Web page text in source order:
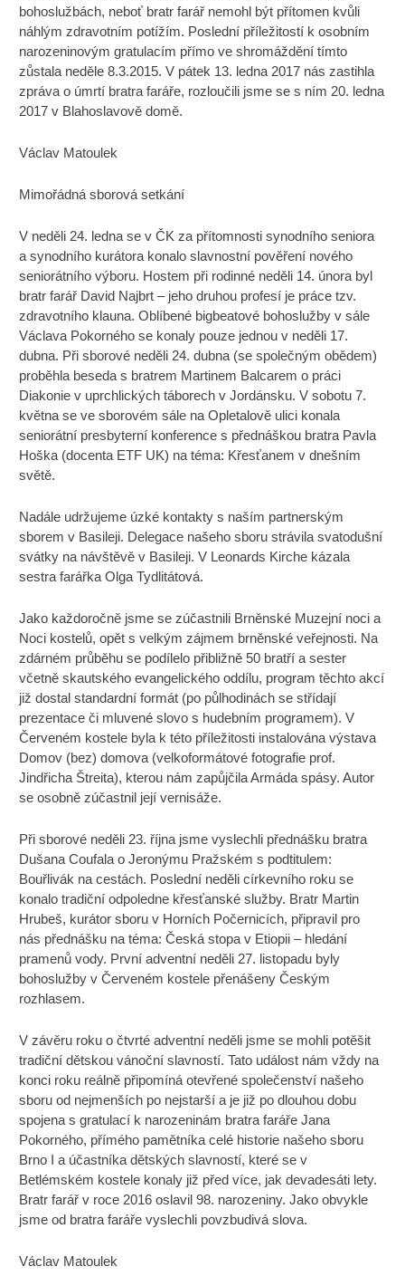
bohoslužbách, neboť bratr farář nemohl být přítomen kvůli
náhlým zdravotním potížím. Poslední příležitostí k osobním
narozeninovým gratulacím přímo ve shromáždění tímto
zůstala neděle 8.3.2015. V pátek 13. ledna 2017 nás zastihla
zpráva o úmrtí bratra faráře, rozloučili jsme se s ním 20. ledna
2017 v Blahoslavově domě.
Václav Matoulek
Mimořádná sborová setkání
V neděli 24. ledna se v ČK za přítomnosti synodního seniora
a synodního kurátora konalo slavnostní pověření nového
seniorátního výboru. Hostem při rodinné neděli 14. února byl
bratr farář David Najbrt – jeho druhou profesí je práce tzv.
zdravotního klauna. Oblíbené bigbeatové bohoslužby v sále
Václava Pokorného se konaly pouze jednou v neděli 17.
dubna. Při sborové neděli 24. dubna (se společným obědem)
proběhla beseda s bratrem Martinem Balcarem o práci
Diakonie v uprchlických táborech v Jordánsku. V sobotu 7.
května se ve sborovém sále na Opletalově ulici konala
seniorátní presbyterní konference s přednáškou bratra Pavla
Hoška (docenta ETF UK) na téma: Křesťanem v dnešním
světě.
Nadále udržujeme úzké kontakty s naším partnerským
sborem v Basileji. Delegace našeho sboru strávila svatodušní
svátky na návštěvě v Basileji. V Leonards Kirche kázala
sestra farářka Olga Tydlitátová.
Jako každoročně jsme se zúčastnili Brněnské Muzejní noci a
Noci kostelů, opět s velkým zájmem brněnské veřejnosti. Na
zdárném průběhu se podílelo přibližně 50 bratří a sester
včetně skautského evangelického oddílu, program těchto akcí
již dostal standardní formát (po půlhodinách se střídají
prezentace či mluvené slovo s hudebním programem). V
Červeném kostele byla k této příležitosti instalována výstava
Domov (bez) domova (velkoformátové fotografie prof.
Jindřicha Štreita), kterou nám zapůjčila Armáda spásy. Autor
se osobně zúčastnil její vernisáže.
Při sborové neděli 23. října jsme vyslechli přednášku bratra
Dušana Coufala o Jeronýmu Pražském s podtitulem:
Bouřlivák na cestách. Poslední neděli církevního roku se
konalo tradiční odpoledne křesťanské služby. Bratr Martin
Hrubeš, kurátor sboru v Horních Počernicích, připravil pro
nás přednášku na téma: Česká stopa v Etiopii – hledání
pramenů vody. První adventní neděli 27. listopadu byly
bohoslužby v Červeném kostele přenášeny Českým
rozhlasem.
V závěru roku o čtvrté adventní neděli jsme se mohli potěšit
tradiční dětskou vánoční slavností. Tato událost nám vždy na
konci roku reálně připomíná otevřené společenství našeho
sboru od nejmenších po nejstarší a je již po dlouhou dobu
spojena s gratulací k narozeninám bratra faráře Jana
Pokorného, přímého pamětníka celé historie našeho sboru
Brno I a účastníka dětských slavností, které se v
Betlémském kostele konaly již před více, jak devadesáti lety.
Bratr farář v roce 2016 oslavil 98. narozeniny. Jako obvykle
jsme od bratra faráře vyslechli povzbudivá slova.
Václav Matoulek